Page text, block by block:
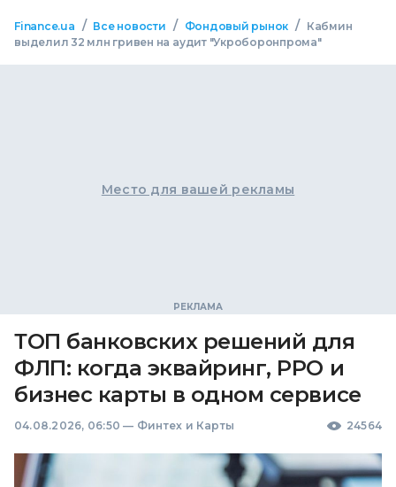
Finance.ua / Все новости / Фондовый рынок /
Кабмин
выделил 32 млн гривен на аудит "Укроборонпрома"
Место для вашей рекламы
ТОП банковских решений для
ФЛП: когда эквайринг, РРО и
бизнес карты в одном сервисе
04.08.2026, 06:50 — Финтех и Карты 24564